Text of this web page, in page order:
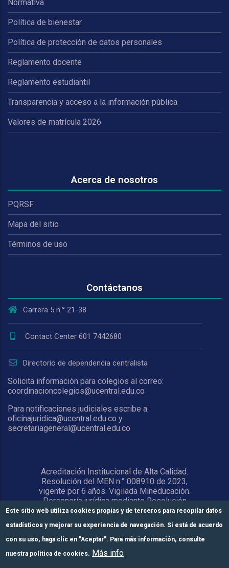
Normativa
Política de bienestar
Política de protección de datos personales
Reglamento docente
Reglamento estudiantil
Transparencia y acceso a la información pública
Valores de matrícula 2026
Acerca de nosotros
PQRSF
Mapa del sitio
Términos de uso
Contáctanos
Carrera 5 n.° 21-38
Contact Center 601 7442680
Directorio de dependencia centralista
Solicita información para colegios al correo:
coordinacioncolegios@ucentral.edu.co
Para notificaciones judiciales escribe a:
oficinajuridica@ucentral.edu.co y
secretariageneral@ucentral.edu.co
Acreditación Institucional de Alta Calidad.
Resolución del MEN n.° 008910 de 2023,
vigente por 6 años. Vigilada Mineducación.
Personería jurídica mediante Resolución
1876 del 5 de junio de 1967. Reconocida
como Universidad por el Ministerio de
Educación Nacional mediante Resolución
15818 del 31 de octubre de 1978.
© Universidad Central 2026
Este sitio web utiliza cookies propias y de terceros para recopilar datos
estadísticos y mejorar su experiencia de navegación. Si está de acuerdo
con su uso, haga clic en "Aceptar". Para más información, consulte
nuestra política de cookies. Más info